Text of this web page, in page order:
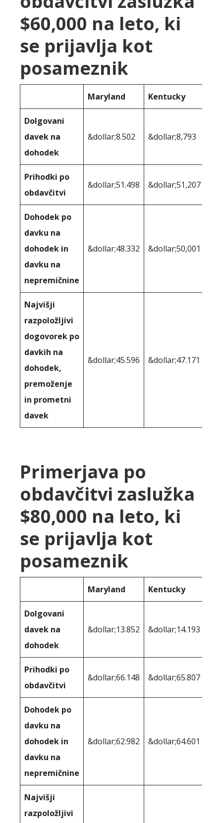
$60,000 na leto, ki
se prijavlja kot
posameznik
Maryland Kentucky
Dolgovani
davek na
dohodek
&dollar;8.502 &dollar;8,793
Prihodki po
obdavčitvi
&dollar;51.498 &dollar;51,207
Dohodek po
davku na
dohodek in
davku na
nepremičnine
&dollar;48.332 &dollar;50,001
Najvišji
razpoložljivi
dogovorek po
davkih na
dohodek,
premoženje
in prometni
davek
&dollar;45.596 &dollar;47.171
Primerjava po
obdavčitvi zaslužka
$80,000 na leto, ki
se prijavlja kot
posameznik
Maryland Kentucky
Dolgovani
davek na
dohodek
&dollar;13.852 &dollar;14.193
Prihodki po
obdavčitvi
&dollar;66.148 &dollar;65.807
Dohodek po
davku na
dohodek in
davku na
nepremičnine
&dollar;62.982 &dollar;64.601
Najvišji
razpoložljivi